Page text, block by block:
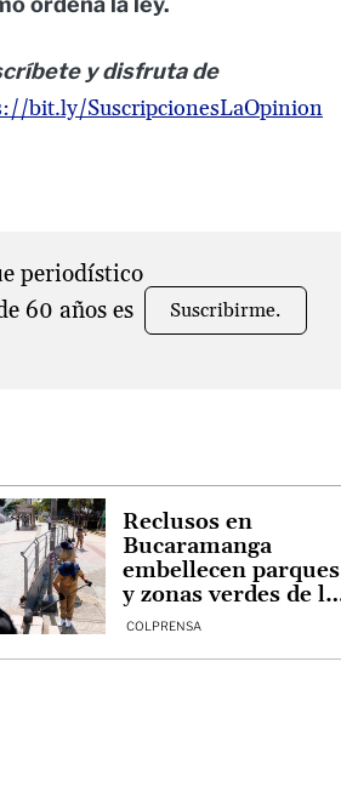
y disfruta de
bit.ly/SuscripcionesLaOpinion
periodístico
60 años es
Suscribirme.
COLPRENSA
Reclusos en
Bucaramanga
embellecen parques
y zonas verdes de la
ciudad